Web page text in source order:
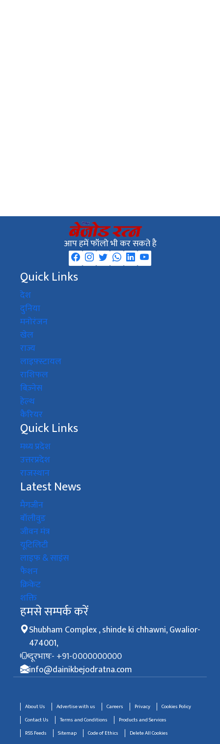
आप हमें फॉलो भी कर सकते है
Quick Links
देश
दुनिया
मनोरंजन
खेल
राज्य
लाइफ़्स्टायल
राशिफल
बिज़्नेस
हेल्थ
कैरियर
Quick Links
मध्य प्रदेश
उत्तरप्रदेश
राजस्थान
Latest News
मैगजीन
बॉलीवुड
जीवन मंत्र
यूटिलिटी
लाइफ & साइंस
फैशन
क्रिकेट
शक्ति
हमसे सम्पर्क करें
Shubham Complex , shinde ki chhawni, Gwalior-
474001,
दूरभाषः- +91-0000000000
info@dainikbejodratna.com
About Us Advertise with us Careers Privacy
Cookies Policy
Contact Us
Terms and Conditions
Products and Services
RSS Feeds
Sitemap Code of Ethics Delete All Cookies